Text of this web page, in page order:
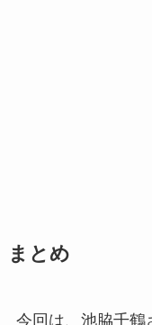
まとめ
今回は、池脇千鶴